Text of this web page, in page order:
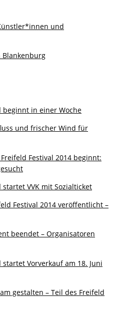
und
Blankenburg
beginnt in einer Woche
und frischer Wind für
Festival 2014 beginnt:
startet VVK mit Sozialticket
Festival 2014 veröffentlicht –
beendet – Organisatoren
startet Vorverkauf am 18. Juni
gestalten – Teil des Freifeld